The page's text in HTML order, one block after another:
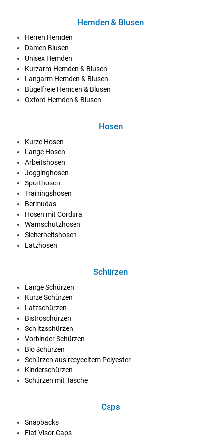
Hemden & Blusen
Herren Hemden
Damen Blusen
Unisex Hemden
Kurzarm-Hemden & Blusen
Langarm Hemden & Blusen
Bügelfreie Hemden & Blusen
Oxford Hemden & Blusen
Hosen
Kurze Hosen
Lange Hosen
Arbeitshosen
Jogginghosen
Sporthosen
Trainingshosen
Bermudas
Hosen mit Cordura
Warnschutzhosen
Sicherheitshosen
Latzhosen
Schürzen
Lange Schürzen
Kurze Schürzen
Latzschürzen
Bistroschürzen
Schlitzschürzen
Vorbinder Schürzen
Bio Schürzen
Schürzen aus recyceltem Polyester
Kinderschürzen
Schürzen mit Tasche
Caps
Snapbacks
Flat-Visor Caps